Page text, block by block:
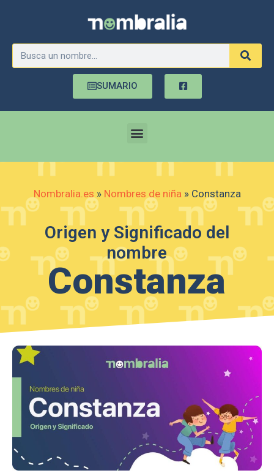
SUMARIO
Nombralia.es » Nombres de niña » Constanza
Origen y Significado del
nombre
Constanza